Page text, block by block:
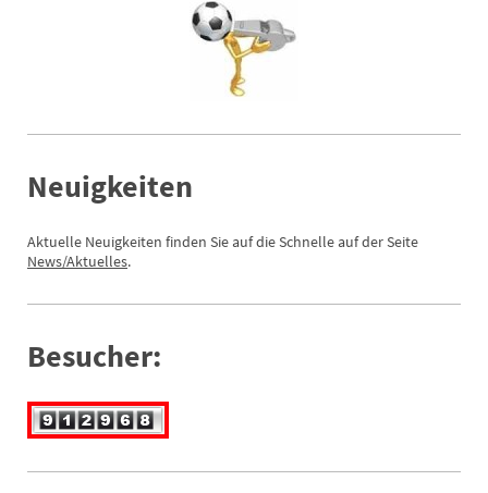
Neuigkeiten
Aktuelle Neuigkeiten finden Sie auf die Schnelle auf der Seite
News/Aktuelles.
Besucher: